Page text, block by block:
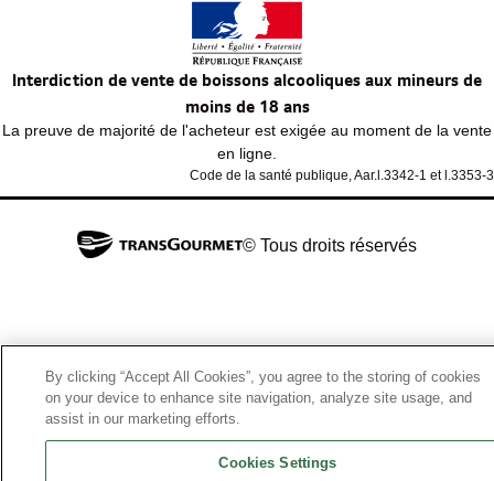
Interdiction de vente de boissons alcooliques aux mineurs de
moins de 18 ans
La preuve de majorité de l'acheteur est exigée au moment de la vente
en ligne.
Code de la santé publique, Aar.l.3342-1 et l.3353-3
© Tous droits réservés
By clicking “Accept All Cookies”, you agree to the storing of cookies
on your device to enhance site navigation, analyze site usage, and
assist in our marketing efforts.
Cookies Settings